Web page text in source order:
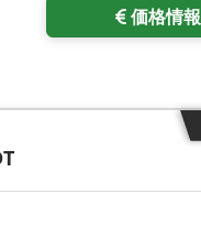
価格情報